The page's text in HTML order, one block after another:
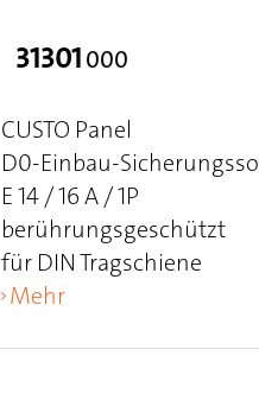
31301000
CUSTO Panel
D0-Einbau-
E 14 / 16 A / 1P
berührungsgeschützt
für DIN Tragschiene
Mehr